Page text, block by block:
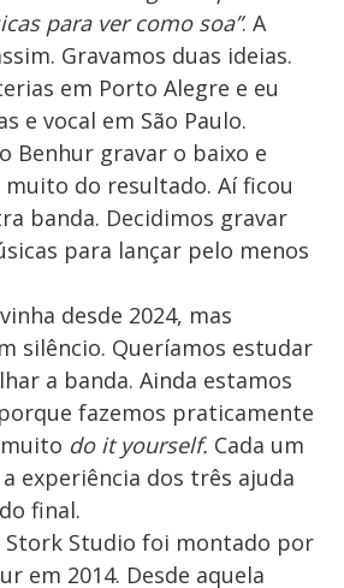
para ver como soa”. A
Gravamos duas ideias.
em Porto Alegre e eu
e vocal em São Paulo.
Benhur gravar o baixo e
muito do resultado. Aí ficou
banda. Decidimos gravar
para lançar pelo menos
desde 2024, mas
silêncio. Queríamos estudar
a banda. Ainda estamos
fazemos praticamente
do it yourself. Cada um
experiência dos três ajuda
final.
Stork Studio foi montado por
em 2014. Desde aquela